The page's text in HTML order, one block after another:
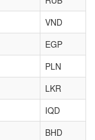
VND
EGP
PLN
LKR
IQD
BHD